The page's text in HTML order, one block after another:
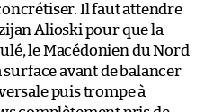
Il faut attendre
Alioski pour que la
le Macédonien du Nord
surface avant de balancer
puis trompe à